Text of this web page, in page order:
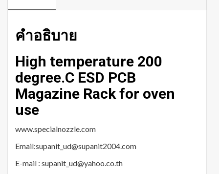
คำอธิบาย
High temperature 200
degree.C ESD PCB
Magazine Rack for oven
use
www.specialnozzle.com
Email:supanit_ud@supanit2004.com
E-mail : supanit_ud@yahoo.co.th